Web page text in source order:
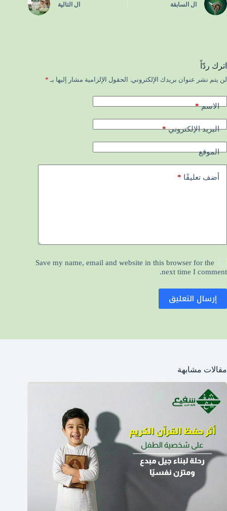
ال السابقة ال التالية
اترك ردّاً
لن يتم نشر عنوان بريدك الإلكتروني. الحقول الإلزامية مشار إليها بـ *
الاسم*
البريد الإلكتروني*
الموقع
أضف تعليقًا *
Save my name, email and website in this browser for the
next time I comment.
إرسال التعليق
مقالات مشابهة